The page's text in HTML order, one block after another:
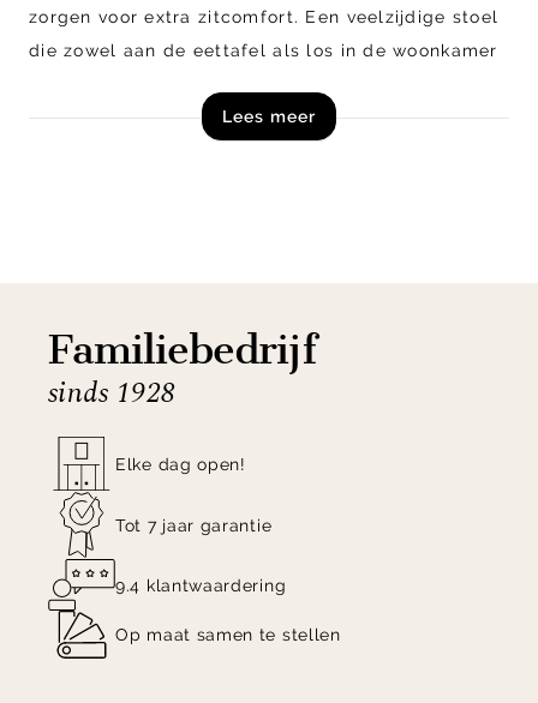
zorgen voor extra zitcomfort. Een veelzijdige stoel
die zowel aan de eettafel als los in de woonkamer
Lees meer
Familiebedrijf
sinds 1928
Elke dag open!
Tot 7 jaar garantie
9.4 klantwaardering
Op maat samen te stellen